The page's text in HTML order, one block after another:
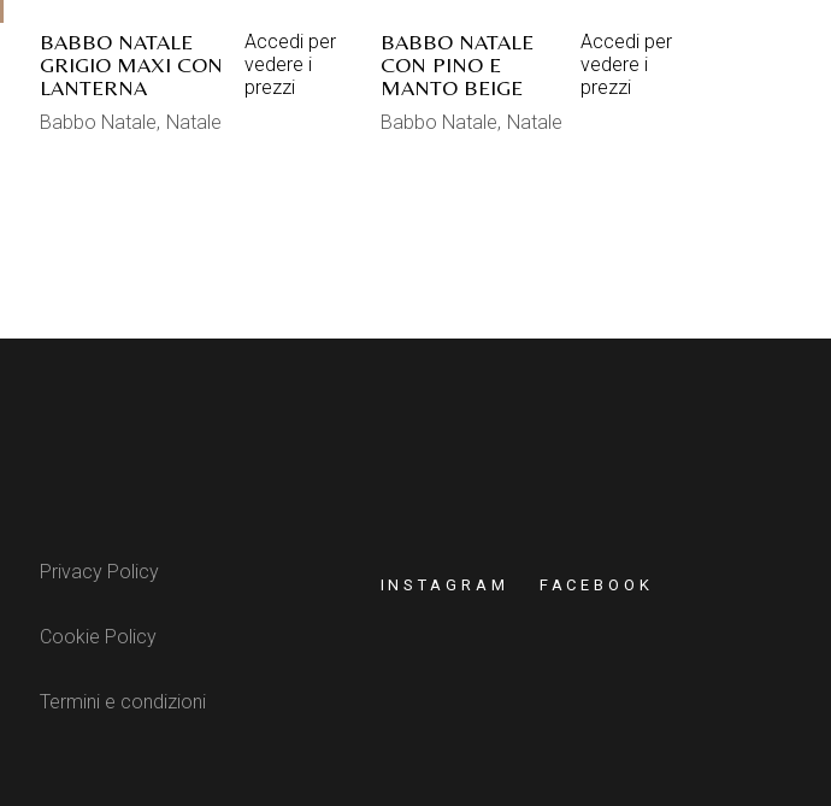
BABBO NATALE
GRIGIO MAXI CON
LANTERNA
Accedi per
vedere i
prezzi
Babbo Natale Natale
BABBO NATALE
CON PINO E
MANTO BEIGE
Accedi per
vedere i
prezzi
Babbo Natale Natale
Privacy Policy
Cookie Policy
Termini e condizioni
INSTAGRAM FACEBOOK